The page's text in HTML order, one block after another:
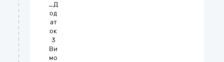
_Д
од
ат
ок
3
Ви
мо